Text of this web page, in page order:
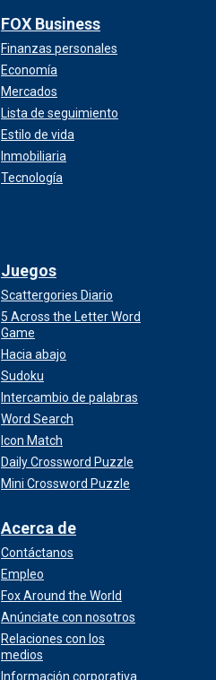
FOX Business
Finanzas personales
Economía
Mercados
Lista de seguimiento
Estilo de vida
Inmobiliaria
Tecnología
Juegos
Scattergories Diario
5 Across the Letter Word
Game
Hacia abajo
Sudoku
Intercambio de palabras
Word Search
Icon Match
Daily Crossword Puzzle
Mini Crossword Puzzle
Acerca de
Contáctanos
Empleo
Fox Around the World
Anúnciate con nosotros
Relaciones con los
medios
Información corporativa